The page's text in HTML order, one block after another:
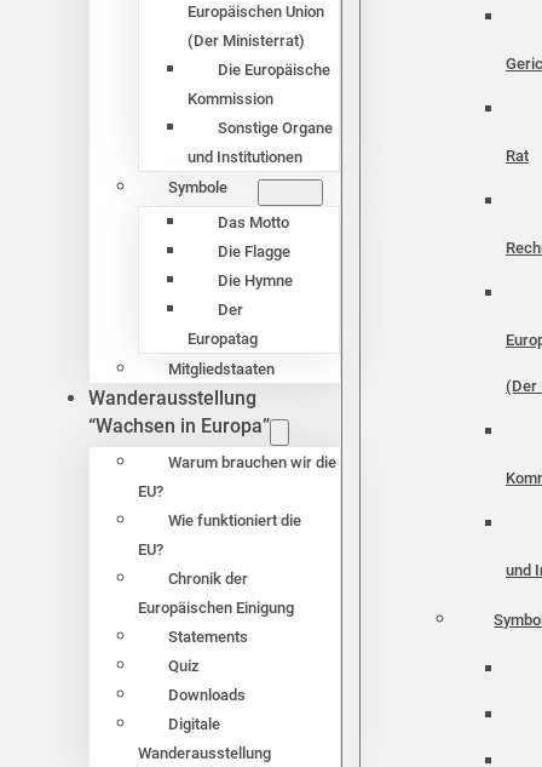
Europäischen Union
(Der Ministerrat)
Die Europäische
Kommission
Sonstige Organe
und Institutionen
Symbole
Das Motto
Die Flagge
Die Hymne
Der
Europatag
Mitgliedstaaten
Wanderausstellung
“Wachsen in Europa”
Warum brauchen wir die
EU?
Wie funktioniert die
EU?
Chronik der
Europäischen Einigung
Statements
Quiz
Downloads
Digitale
Wanderausstellung
Rat
(Der
und